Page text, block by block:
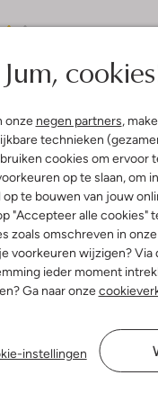
Jum,
onze negen partners,
technieken
cookies om ervoor
op te slaan, om
op te bouwen van jouw
"Accepteer alle cookies"
zoals omschreven in onze
voorkeuren wijzigen?
ieder moment
Ga naar onze
instellingen
(4)
2023
heeft maat 30 en loopt
op. Jongste maat 23 kan er
te stug bij de enkels.